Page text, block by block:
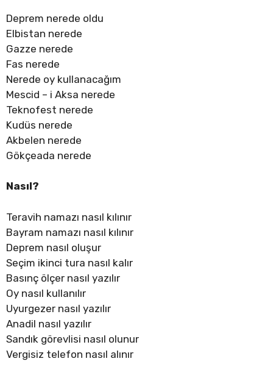
Deprem nerede oldu
Elbistan nerede
Gazze nerede
Fas nerede
Nerede oy kullanacağım
Mescid – i Aksa nerede
Teknofest nerede
Kudüs nerede
Akbelen nerede
Gökçeada nerede
Nasıl?
Teravih namazı nasıl kılınır
Bayram namazı nasıl kılınır
Deprem nasıl oluşur
Seçim ikinci tura nasıl kalır
Basınç ölçer nasıl yazılır
Oy nasıl kullanılır
Uyurgezer nasıl yazılır
Anadil nasıl yazılır
Sandık görevlisi nasıl olunur
Vergisiz telefon nasıl alınır